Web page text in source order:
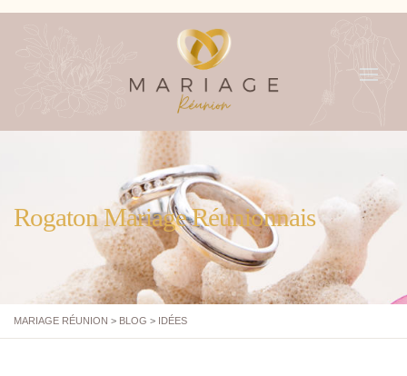
Rogaton Mariage Réunionnais
MARIAGE RÉUNION > BLOG > IDÉES